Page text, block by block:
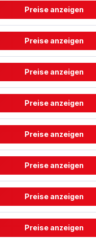
Preise anzeigen
Preise anzeigen
Preise anzeigen
Preise anzeigen
Preise anzeigen
Preise anzeigen
Preise anzeigen
Preise anzeigen